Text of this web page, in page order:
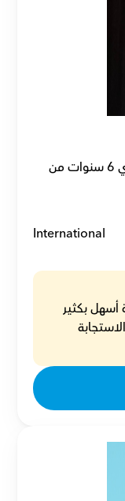
International